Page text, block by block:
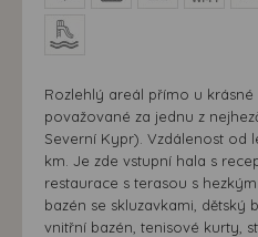
Rozlehlý areál přímo u
považované za jednu z
Severní Kypr). Vzdálenost od
km. Je zde vstupní hala s
restaurace s terasou s
bazén se skluzavkami, dětský
vnitřní bazén, tenisové kurty,